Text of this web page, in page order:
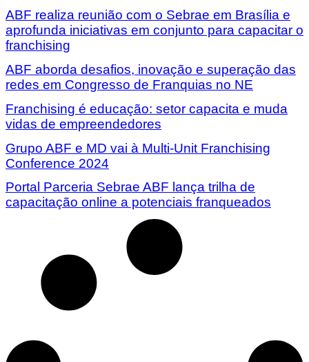
ABF realiza reunião com o Sebrae em Brasília e
aprofunda iniciativas em conjunto para capacitar o
franchising
ABF aborda desafios, inovação e superação das
redes em Congresso de Franquias no NE
Franchising é educação: setor capacita e muda
vidas de empreendedores
Grupo ABF e MD vai à Multi-Unit Franchising
Conference 2024
Portal Parceria Sebrae ABF lança trilha de
capacitação online a potenciais franqueados